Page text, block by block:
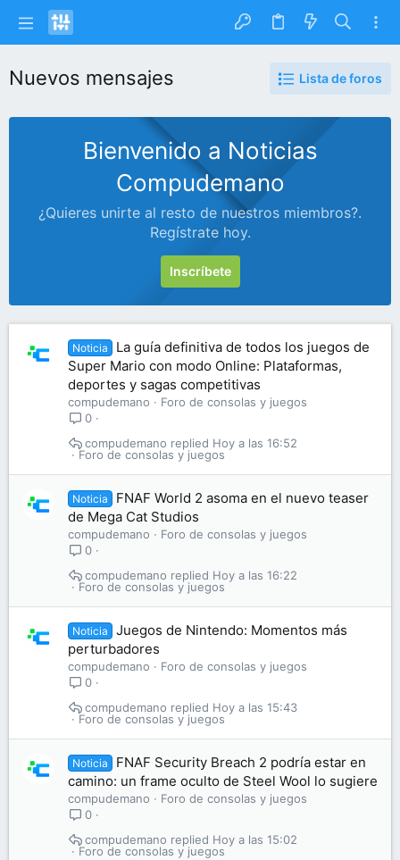
Nuevos mensajes Lista de foros
Bienvenido a Noticias
Compudemano
¿Quieres unirte al resto de nuestros miembros?.
Regístrate hoy.
Inscríbete
Noticia
La guía definitiva de todos los juegos de
Super Mario con modo Online: Plataformas,
deportes y sagas competitivas
compudemano
Foro de consolas y juegos
0
Foro de consolas y juegos
Hoy a las 16:52
compudemano
Noticia
FNAF World 2 asoma en el nuevo teaser
de Mega Cat Studios
compudemano
Foro de consolas y juegos
0
Foro de consolas y juegos
Hoy a las 16:22
compudemano
Noticia
Juegos de Nintendo: Momentos más
perturbadores
compudemano
Foro de consolas y juegos
0
Foro de consolas y juegos
Hoy a las 15:43
compudemano
Noticia
FNAF Security Breach 2 podría estar en
camino: un frame oculto de Steel Wool lo sugiere
compudemano
Foro de consolas y juegos
0
Foro de consolas y juegos
Hoy a las 15:02
compudemano